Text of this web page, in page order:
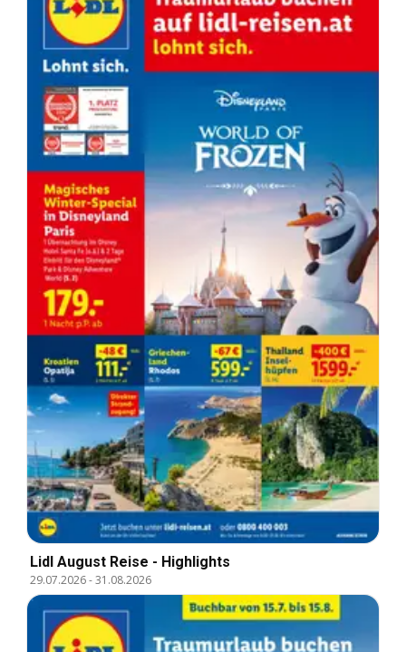
Lidl August Reise - Highlights
29.07.2026-31.08.2026